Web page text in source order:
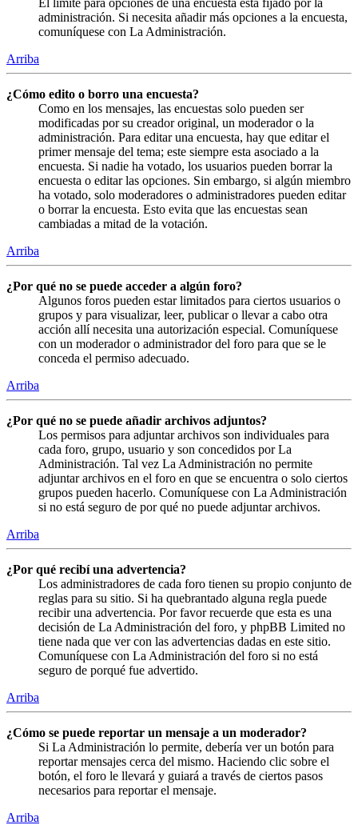
administración. Si necesita añadir más opciones a la encuesta,
comuníquese con La Administración.
Arriba
¿Cómo edito o borro una encuesta?
Como en los mensajes, las encuestas solo pueden ser
modificadas por su creador original, un moderador o la
administración. Para editar una encuesta, hay que editar el
primer mensaje del tema; este siempre esta asociado a la
encuesta. Si nadie ha votado, los usuarios pueden borrar la
encuesta o editar las opciones. Sin embargo, si algún miembro
ha votado, solo moderadores o administradores pueden editar
o borrar la encuesta. Esto evita que las encuestas sean
cambiadas a mitad de la votación.
Arriba
¿Por qué no se puede acceder a algún foro?
Algunos foros pueden estar limitados para ciertos usuarios o
grupos y para visualizar, leer, publicar o llevar a cabo otra
acción allí necesita una autorización especial. Comuníquese
con un moderador o administrador del foro para que se le
conceda el permiso adecuado.
Arriba
¿Por qué no se puede añadir archivos adjuntos?
Los permisos para adjuntar archivos son individuales para
cada foro, grupo, usuario y son concedidos por La
Administración. Tal vez La Administración no permite
adjuntar archivos en el foro en que se encuentra o solo ciertos
grupos pueden hacerlo. Comuníquese con La Administración
si no está seguro de por qué no puede adjuntar archivos.
Arriba
¿Por qué recibí una advertencia?
Los administradores de cada foro tienen su propio conjunto de
reglas para su sitio. Si ha quebrantado alguna regla puede
recibir una advertencia. Por favor recuerde que esta es una
decisión de La Administración del foro, y phpBB Limited no
tiene nada que ver con las advertencias dadas en este sitio.
Comuníquese con La Administración del foro si no está
seguro de porqué fue advertido.
Arriba
¿Cómo se puede reportar un mensaje a un moderador?
Si La Administración lo permite, debería ver un botón para
reportar mensajes cerca del mismo. Haciendo clic sobre el
botón, el foro le llevará y guiará a través de ciertos pasos
necesarios para reportar el mensaje.
Arriba